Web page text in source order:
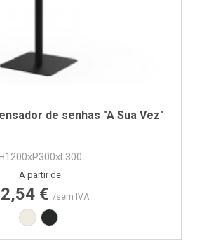
de senhas "A Sua Vez"
H1200xP300xL300
Preço
A partir de
€ /sem IVA
Branco RAL9010
Preto RAL9005